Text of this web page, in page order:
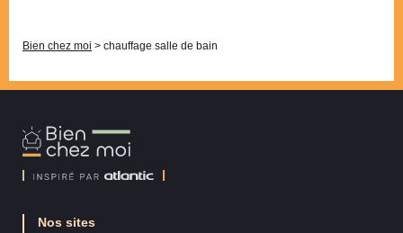
Bien chez moi > chauffage salle de bain
Bien
Chez
Nos sites